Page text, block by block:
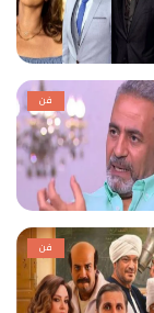
فن
فن